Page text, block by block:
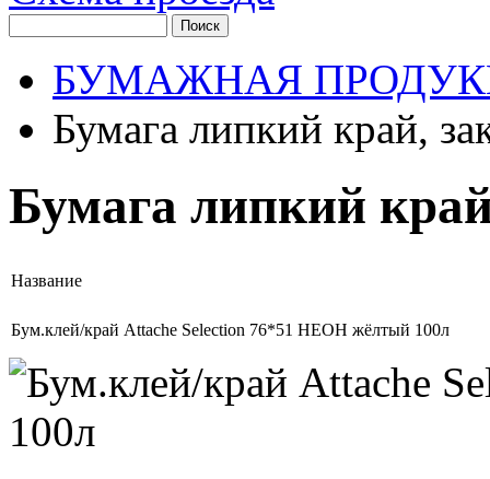
БУМАЖНАЯ
Бумага липкий край,
Бумага липкий
Название
Бум.клей/край Attache Selection 76*51 НЕОН жёлтый 100л